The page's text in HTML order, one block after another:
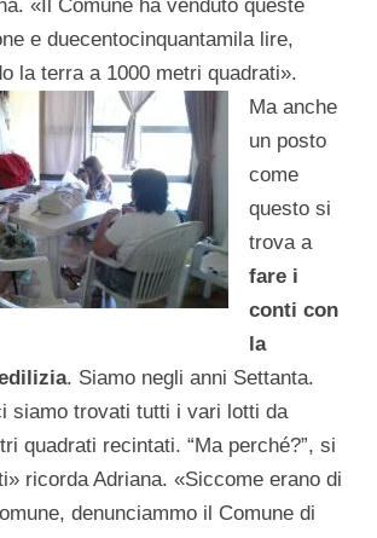
«Il Comune ha venduto queste
e duecentocinquantamila lire,
la terra a 1000 metri quadrati».
Ma anche
un posto
come
questo si
trova a
fare i
conti con
la
. Siamo negli anni Settanta.
siamo trovati tutti i vari lotti da
quadrati recintati. “Ma perché?”, si
ricorda Adriana. «Siccome erano di
denunciammo il Comune di